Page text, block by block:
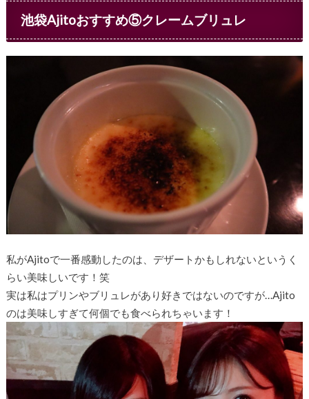
池袋Ajitoおすすめ⑤クレームブリュレ
私がAjitoで一番感動したのは、デザートかもしれないというく
らい美味しいです！笑
実は私はプリンやブリュレがあり好きではないのですが…Ajito
のは美味しすぎて何個でも食べられちゃいます！